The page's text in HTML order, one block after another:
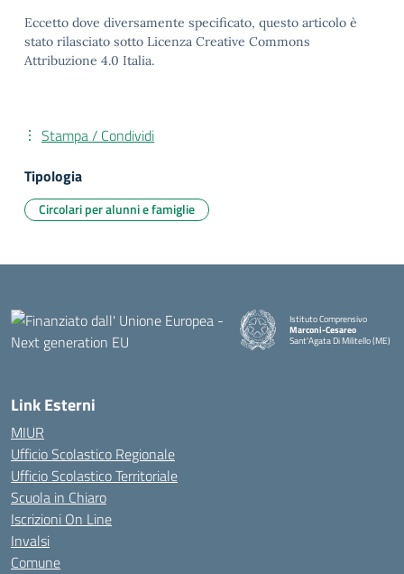
Eccetto dove diversamente specificato, questo articolo è
stato rilasciato sotto Licenza Creative Commons
Attribuzione 4.0 Italia.
Stampa / Condividi
Tipologia
Circolari per alunni e famiglie
Istituto Comprensivo
Marconi-Cesareo
Sant'Agata Di Militello (ME)
— Visita la pagina iniziale
Link Esterni
MIUR
Ufficio Scolastico Regionale
Ufficio Scolastico Territoriale
Scuola in Chiaro
Iscrizioni On Line
Invalsi
Comune